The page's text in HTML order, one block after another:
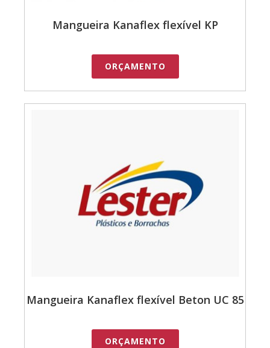
Mangueira Kanaflex flexível KP
ORÇAMENTO
Mangueira Kanaflex flexível Beton UC 85
ORÇAMENTO